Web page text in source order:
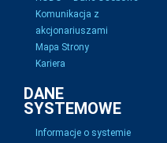
Komunikacja z
akcjonariuszami
Mapa Strony
Kariera
DANE
SYSTEMOWE
Informacje o systemie